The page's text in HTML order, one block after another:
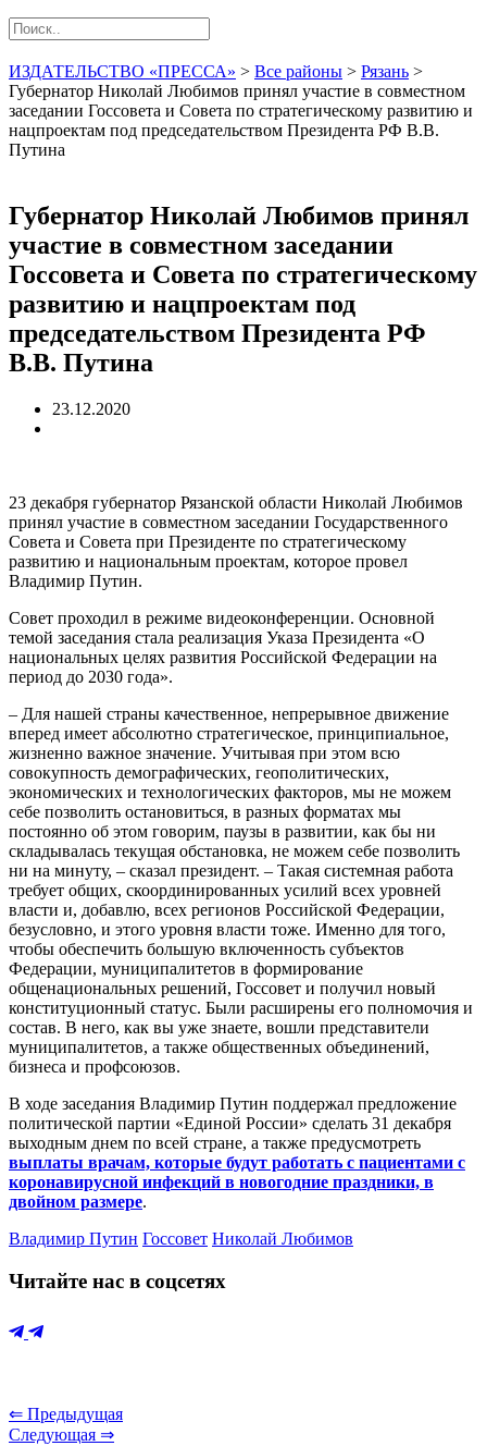
ИЗДАТЕЛЬСТВО «ПРЕССА» > Все районы > Рязань >
Губернатор Николай Любимов принял участие в совместном
заседании Госсовета и Совета по стратегическому развитию и
нацпроектам под председательством Президента РФ В.В.
Путина
Губернатор Николай Любимов принял
участие в совместном заседании
Госсовета и Совета по стратегическому
развитию и нацпроектам под
председательством Президента РФ
В.В. Путина
23.12.2020
23 декабря губернатор Рязанской области Николай Любимов
принял участие в совместном заседании Государственного
Совета и Совета при Президенте по стратегическому
развитию и национальным проектам, которое провел
Владимир Путин.
Совет проходил в режиме видеоконференции. Основной
темой заседания стала реализация Указа Президента «О
национальных целях развития Российской Федерации на
период до 2030 года».
– Для нашей страны качественное, непрерывное движение
вперед имеет абсолютно стратегическое, принципиальное,
жизненно важное значение. Учитывая при этом всю
совокупность демографических, геополитических,
экономических и технологических факторов, мы не можем
себе позволить остановиться, в разных форматах мы
постоянно об этом говорим, паузы в развитии, как бы ни
складывалась текущая обстановка, не можем себе позволить
ни на минуту, – сказал президент. – Такая системная работа
требует общих, скоординированных усилий всех уровней
власти и, добавлю, всех регионов Российской Федерации,
безусловно, и этого уровня власти тоже. Именно для того,
чтобы обеспечить большую включенность субъектов
Федерации, муниципалитетов в формирование
общенациональных решений, Госсовет и получил новый
конституционный статус. Были расширены его полномочия и
состав. В него, как вы уже знаете, вошли представители
муниципалитетов, а также общественных объединений,
бизнеса и профсоюзов.
В ходе заседания Владимир Путин поддержал предложение
политической партии «Единой России» сделать 31 декабря
выходным днем по всей стране, а также предусмотреть
выплаты врачам, которые будут работать с пациентами с
коронавирусной инфекций в новогодние праздники, в
двойном размере.
Владимир Путин Госсовет Николай Любимов
Читайте нас в соцсетях
⇐ Предыдущая
Следующая ⇒